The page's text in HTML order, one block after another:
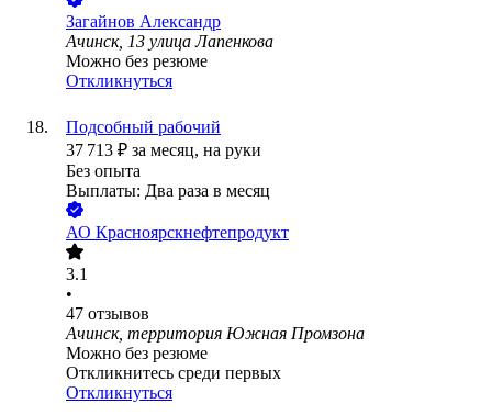
Загайнов Александр
Ачинск, 13 улица Лапенкова
Можно без резюме
Откликнуться
Подсобный рабочий
37 713 ₽ за месяц, на руки
Без опыта
Выплаты: Два раза в месяц
АО Красноярскнефтепродукт
3.1
•
47 отзывов
Ачинск, территория Южная Промзона
Можно без резюме
Откликнитесь среди первых
Откликнуться